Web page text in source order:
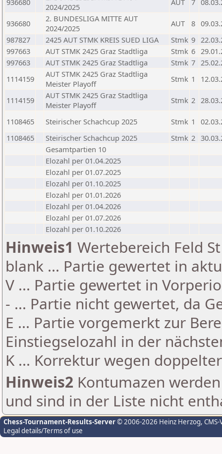
936680
2024/2025
AUT 7
936680
2. BUNDESLIGA MITTE AUT
2024/2025
AUT 8
987827
2425 AUT STMK KREIS SUED LIGA Stmk 9
997663
AUT STMK 2425 Graz Stadtliga Stmk 6
997663
AUT STMK 2425 Graz Stadtliga Stmk 7
1114159
AUT STMK 2425 Graz Stadtliga
Meister Playoff
Stmk 1
1114159
AUT STMK 2425 Graz Stadtliga
Meister Playoff
Stmk 2
1108465 Steirischer Schachcup 2025 Stmk 1
1108465
Steirischer Schachcup 2025 Stmk 2
Gesamtpartien 10
Elozahl per 01.04.2025
Elozahl per 01.07.2025
Elozahl per 01.10.2025
Elozahl per 01.01.2026
Elozahl per 01.04.2026
Elozahl per 01.07.2026
Elozahl per 01.10.2026
Hinweis1 Wertebereich Feld
blank ... Partie gewertet in
V ... Partie gewertet in
- ... Partie nicht gewertet, da
E ... Partie vorgemerkt zur
Einstiegselozahl in der
K ... Korrektur wegen
Hinweis2 Kontumazen
und sind in der Liste nicht
Chess-Tournament-Results-Server© 2006-2026 Heinz Herzog,
Legal details/Terms of use